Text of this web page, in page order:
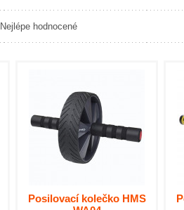
Nejlépe hodnocené
Posilovací kolečko HMS